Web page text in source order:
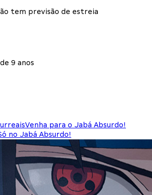
tem previsão de estreia
9 anos
Venha para o Jabá Absurdo!
no Jabá Absurdo!